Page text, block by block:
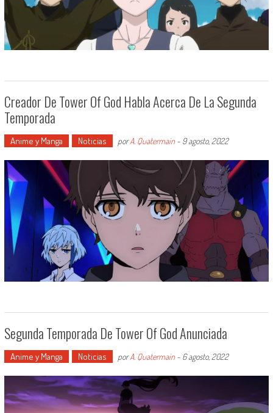
Creador De Tower Of God Habla Acerca De La Segunda
Temporada
Anime y Manga Noticias porA. Quatermain- 9 agosto, 2022
Segunda Temporada De Tower Of God Anunciada
Anime y Manga Noticias porA. Quatermain- 6 agosto, 2022